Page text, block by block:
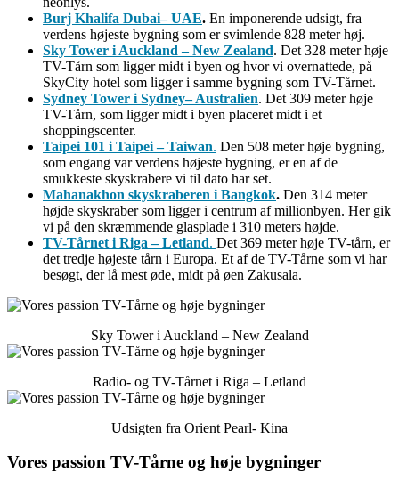
Burj Khalifa Dubai– UAE. En imponerende udsigt, fra
verdens højeste bygning som er svimlende 828 meter høj.
Sky Tower i Auckland – New Zealand. Det 328 meter høje
TV-Tårn som ligger midt i byen og hvor vi overnattede, på
SkyCity hotel som ligger i samme bygning som TV-Tårnet.
Sydney Tower i Sydney– Australien. Det 309 meter høje
TV-Tårn, som ligger midt i byen placeret midt i et
shoppingscenter.
Taipei 101 i Taipei – Taiwan. Den 508 meter høje bygning,
som engang var verdens højeste bygning, er en af de
smukkeste skyskrabere vi til dato har set.
Mahanakhon skyskraberen i Bangkok. Den 314 meter
højde skyskraber som ligger i centrum af millionbyen. Her gik
vi på den skræmmende glasplade i 310 meters højde.
TV-Tårnet i Riga – Letland. Det 369 meter høje TV-tårn, er
det tredje højeste tårn i Europa. Et af de TV-Tårne som vi har
besøgt, der lå mest øde, midt på øen Zakusala.
Sky Tower i Auckland – New Zealand
Radio- og TV-Tårnet i Riga – Letland
Udsigten fra Orient Pearl- Kina
Vores passion TV-Tårne og høje bygninger